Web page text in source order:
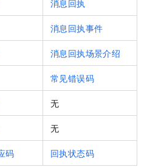
消息回执
消息回执事件
消息回执场景介绍
常见错误码
无
无
码 回执状态码